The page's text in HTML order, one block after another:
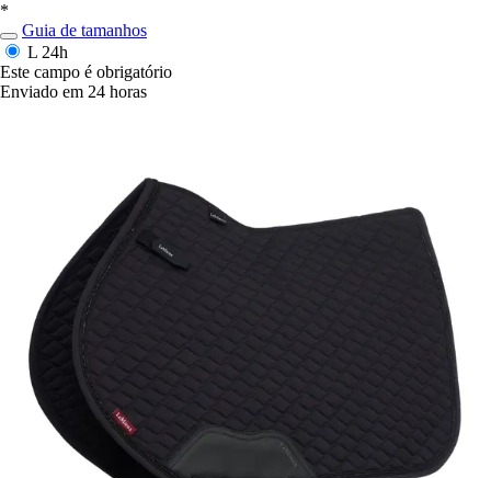
*
Guia de tamanhos
L 24h
Este campo é obrigatório
Enviado em 24 horas